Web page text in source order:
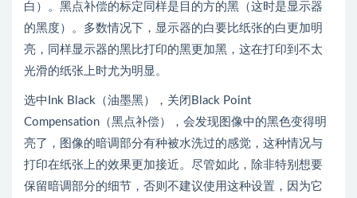
白）。黑点补偿的标定同样是目的方的黑（这时是显示器
的黑度）。多数情况下，显示器的白要比纸张的白更加明
亮，同样显示器的黑比打印的黑更加黑，这在打印到不太
光滑的纸张上时尤为明显。
选中Ink Black（油墨黑），关闭Black Point
Compensation（黑点补偿），会发现图像中的黑色变得明
亮了，图像的暗调部分有种被水洗过的感觉，这种情况与
打印在纸张上的效果更加接近。尽管如此，除非特别想要
保留暗调部分的细节，否则不建议使用这种设置，因为它